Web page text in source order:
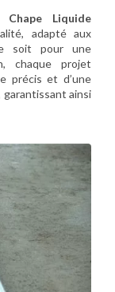
Chape Liquide
adapté aux
soit pour une
chaque projet
précis et d’une
garantissant ainsi